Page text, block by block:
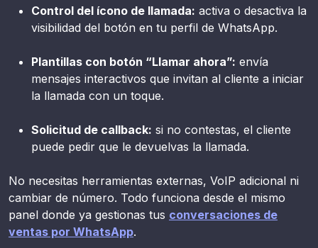
Control del ícono de llamada: activa o desactiva la
visibilidad del botón en tu perfil de WhatsApp.
Plantillas con botón “Llamar ahora”: envía
mensajes interactivos que invitan al cliente a iniciar
la llamada con un toque.
Solicitud de callback: si no contestas, el cliente
puede pedir que le devuelvas la llamada.
No necesitas herramientas externas, VoIP adicional ni
cambiar de número. Todo funciona desde el mismo
panel donde ya gestionas tus conversaciones de
ventas por WhatsApp.